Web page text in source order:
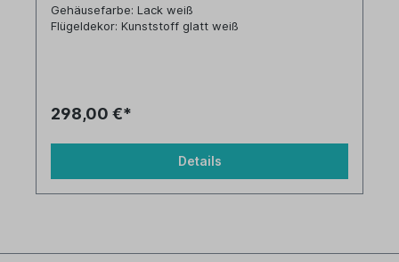
Gehäusefarbe: Lack weiß
Flügeldekor: Kunststoff glatt weiß
298,00 €*
Details